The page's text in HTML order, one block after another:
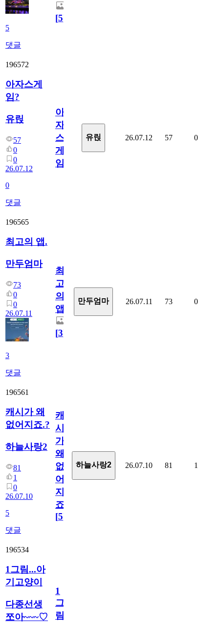
5
댓글
[5]
196572
아자스게
임?
유릱
57
0
0
26.07.12
0
댓글
아
자
스
게
임?
유릱 26.07.12 57 0
196565
최고의 앱.
만두엄마
73
0
0
26.07.11
3
댓글
최
고
의
앱.
[3]
만두엄마 26.07.11 73 0
196561
캐시가 왜
없어지죠.?
하늘사랑2
81
1
0
26.07.10
5
댓글
캐
시
가
왜
없
어
지
죠.?
[5]
하늘사랑2 26.07.10 81 1
196534
1그림...아
기고양이
다종선생
쪼아~~~♡
1
그
림...